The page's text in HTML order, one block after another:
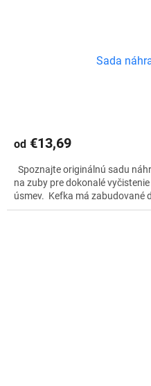
Sada
od €13,69
Spoznajte originálnú sadu
na zuby pre dokonalé
úsmev. Kefka má zabudované